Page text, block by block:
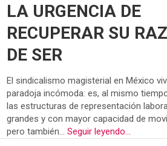
LA URGENCIA DE
RECUPERAR SU
DE SER
El sindicalismo magisterial en México
paradoja incómoda: es, al mismo
las estructuras de representación
grandes y con mayor capacidad de
pero también...Seguir leyendo...